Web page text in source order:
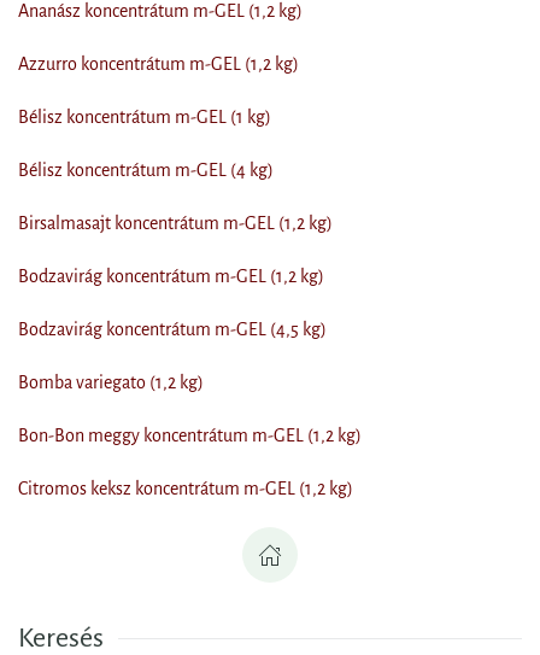
Ananász koncentrátum m-GEL (1,2 kg)
Azzurro koncentrátum m-GEL (1,2 kg)
Bélisz koncentrátum m-GEL (1 kg)
Bélisz koncentrátum m-GEL (4 kg)
Birsalmasajt koncentrátum m-GEL (1,2 kg)
Bodzavirág koncentrátum m-GEL (1,2 kg)
Bodzavirág koncentrátum m-GEL (4,5 kg)
Bomba variegato (1,2 kg)
Bon-Bon meggy koncentrátum m-GEL (1,2 kg)
Citromos keksz koncentrátum m-GEL (1,2 kg)
Keresés